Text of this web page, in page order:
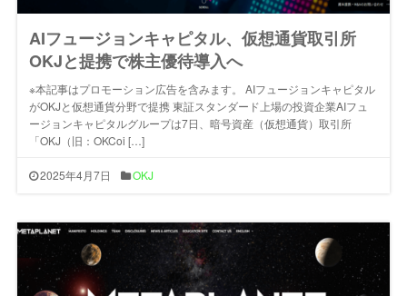
AIフュージョンキャピタル、仮想通貨取引所
OKJと提携で株主優待導入へ
※本記事はプロモーション広告を含みます。 AIフュージョンキャピタル
がOKJと仮想通貨分野で提携 東証スタンダード上場の投資企業AIフュ
ージョンキャピタルグループは7日、暗号資産（仮想通貨）取引所
「OKJ（旧：OKCoi […]
2025年4月7日 OKJ